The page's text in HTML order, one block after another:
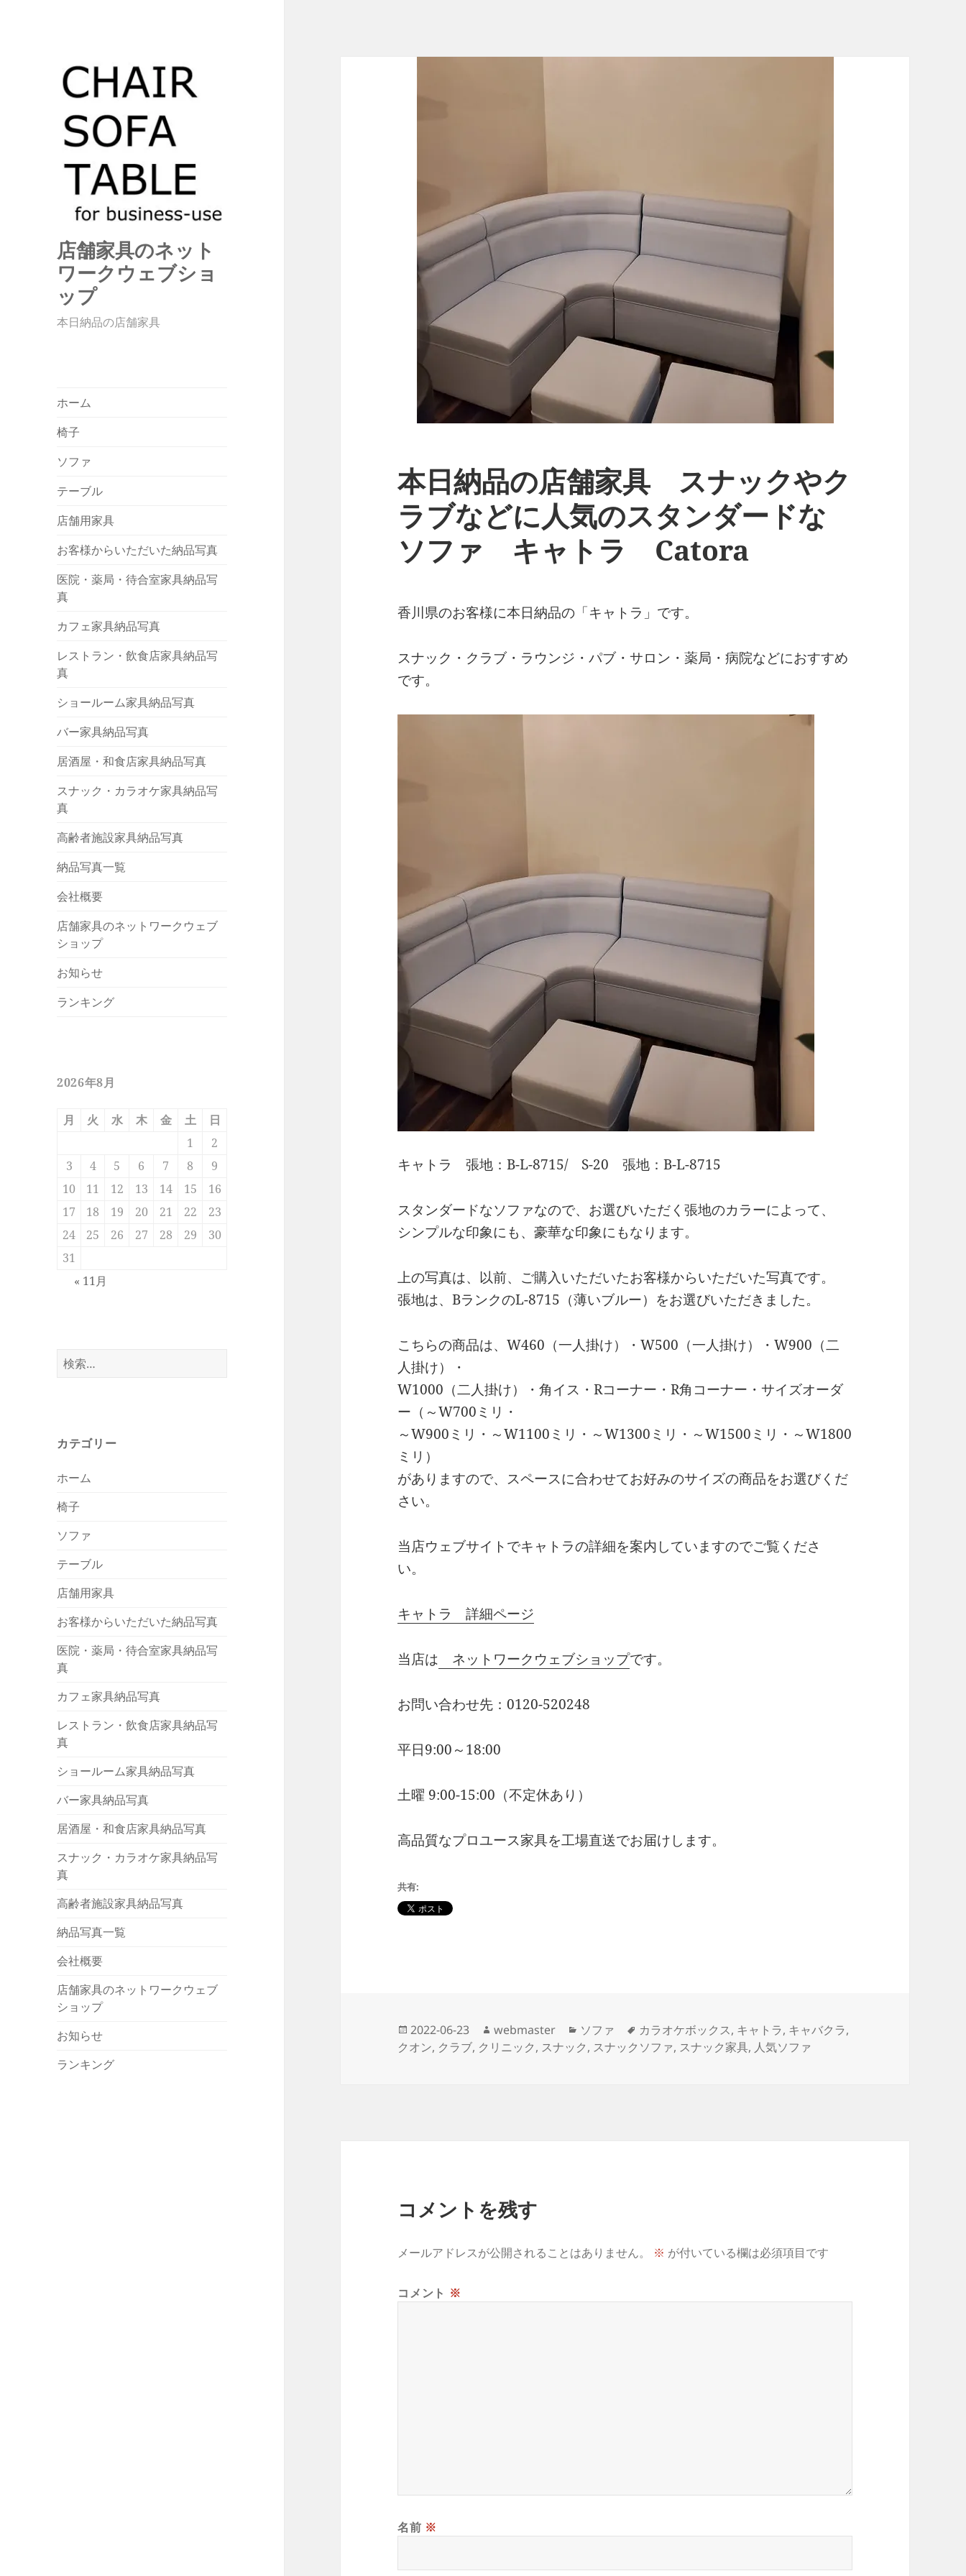
店舗家具のネット
ワークウェブショ
ップ
本日納品の店舗家具
ホーム
椅子
ソファ
テーブル
店舗用家具
お客様からいただいた納品写真
医院・薬局・待合室家具納品写
真
カフェ家具納品写真
レストラン・飲食店家具納品写
真
ショールーム家具納品写真
バー家具納品写真
居酒屋・和食店家具納品写真
スナック・カラオケ家具納品写
真
高齢者施設家具納品写真
納品写真一覧
会社概要
店舗家具のネットワークウェブ
ショップ
お知らせ
ランキング
2026年8月
月 火 水 木 金 土
日
1
2
3
4 5 6 7 8
9
10
11 12 13 14 15
16
17
18 19 20 21 22
23
24
25 26 27 28 29
30
31
« 11月
検
索:
カテゴリー
ホーム
椅子
ソファ
テーブル
店舗用家具
お客様からいただいた納品写真
医院・薬局・待合室家具納品写
真
カフェ家具納品写真
レストラン・飲食店家具納品写
真
ショールーム家具納品写真
バー家具納品写真
居酒屋・和食店家具納品写真
スナック・カラオケ家具納品写
真
高齢者施設家具納品写真
納品写真一覧
会社概要
店舗家具のネットワークウェブ
ショップ
お知らせ
ランキング
本日納品の店舗家具 スナックやク
ラブなどに人気のスタンダードな
ソファ キャトラ Catora
香川県のお客様に本日納品の「キャトラ」です。
スナック・クラブ・ラウンジ・パブ・サロン・薬局・病院などにおすすめ
です。
キャトラ 張地：B-L-8715/ S-20 張地：B-L-8715
スタンダードなソファなので、お選びいただく張地のカラーによって、
シンプルな印象にも、豪華な印象にもなります。
上の写真は、以前、ご購入いただいたお客様からいただいた写真です。
張地は、BランクのL-8715（薄いブルー）をお選びいただきました。
こちらの商品は、W460（一人掛け）・W500（一人掛け）・W900（二
人掛け）・
W1000（二人掛け）・角イス・Rコーナー・R角コーナー・サイズオーダ
ー（～W700ミリ・
～W900ミリ・～W1100ミリ・～W1300ミリ・～W1500ミリ・～W1800
ミリ）
がありますので、スペースに合わせてお好みのサイズの商品をお選びくだ
さい。
当店ウェブサイトでキャトラの詳細を案内していますのでご覧くださ
い。
キャトラ 詳細ページ
当店は ネットワークウェブショップです。
お問い合わせ先：0120-520248
平日9:00～18:00
土曜 9:00-15:00（不定休あり）
高品質なプロユース家具を工場直送でお届けします。
共有:
投
稿
2022-06-23
作
成
webmaster
カ
テ
ソファ
タ
グ
カラオケボックス, キャトラ, キャバクラ,
クオン, クラブ, クリニック, スナック, スナックソファ, スナック家具, 人気ソファ
コメントを残す
メールアドレスが公開されることはありません。 ※ が付いている欄は必須項目です
コメント ※
名前 ※